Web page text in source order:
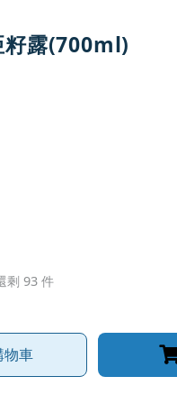
籽露(700ml)
剩 93 件
物車